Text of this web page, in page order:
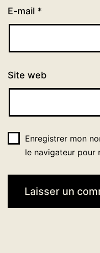
E-mail *
Site web
Enregistrer mon
le navigateur pour